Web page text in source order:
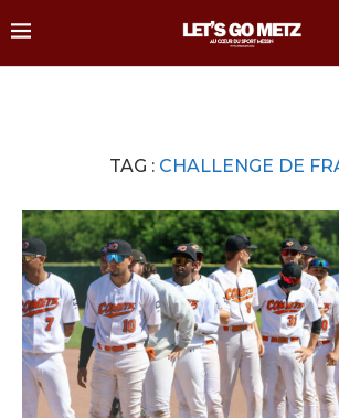
TAG : CHALLENGE DE